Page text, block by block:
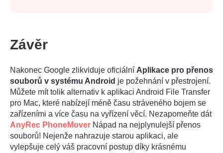
Závěr
Nakonec Google zlikviduje oficiální Aplikace pro přenos
souborů v systému Android je požehnání v přestrojení.
Můžete mít tolik alternativ k aplikaci Android File Transfer
pro Mac, které nabízejí méně času stráveného bojem se
zařízeními a více času na vyřízení věcí. Nezapomeňte dát
AnyRec PhoneMover Nápad na nejplynulejší přenos
souborů! Nejenže nahrazuje starou aplikaci, ale
vylepšuje celý váš pracovní postup díky krásnému